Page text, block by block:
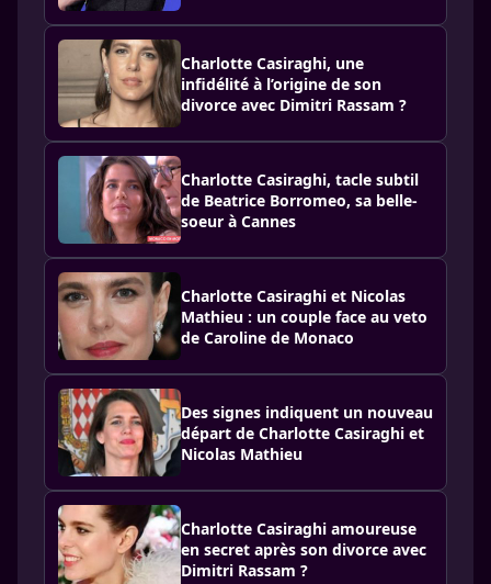
Charlotte Casiraghi, une
infidélité à l’origine de son
divorce avec Dimitri Rassam ?
Charlotte Casiraghi, tacle subtil
de Beatrice Borromeo, sa belle-
soeur à Cannes
Charlotte Casiraghi et Nicolas
Mathieu : un couple face au veto
de Caroline de Monaco
Des signes indiquent un nouveau
départ de Charlotte Casiraghi et
Nicolas Mathieu
Charlotte Casiraghi amoureuse
en secret après son divorce avec
Dimitri Rassam ?